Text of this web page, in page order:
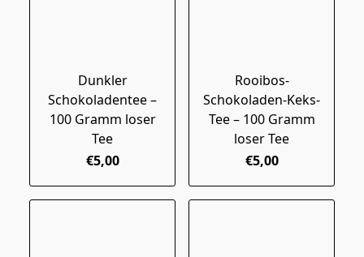
Dunkler
Schokoladentee –
100 Gramm loser
Tee
€5,00
Rooibos-
Schokoladen-Keks-
Tee – 100 Gramm
loser Tee
€5,00